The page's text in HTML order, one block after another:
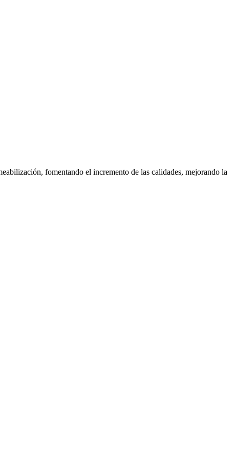
fomentando el incremento de las calidades, mejorando la